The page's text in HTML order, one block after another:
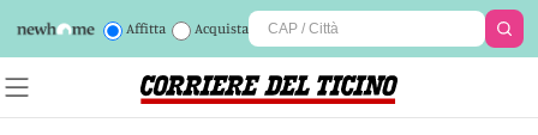
Affitta Acquista